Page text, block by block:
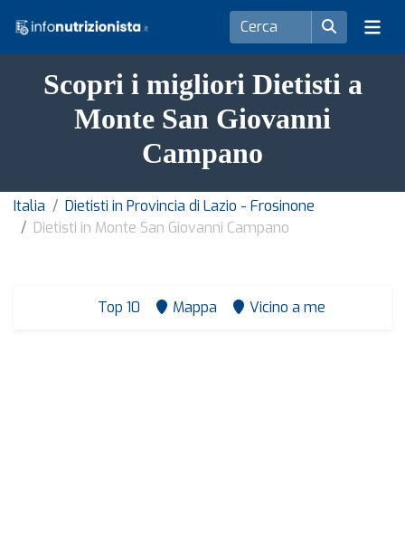
Scopri i migliori Dietisti a
Monte San Giovanni
Campano
Italia
Dietisti in Provincia di Lazio - Frosinone
Dietisti in Monte San Giovanni Campano
Top 10 Mappa Vicino a me